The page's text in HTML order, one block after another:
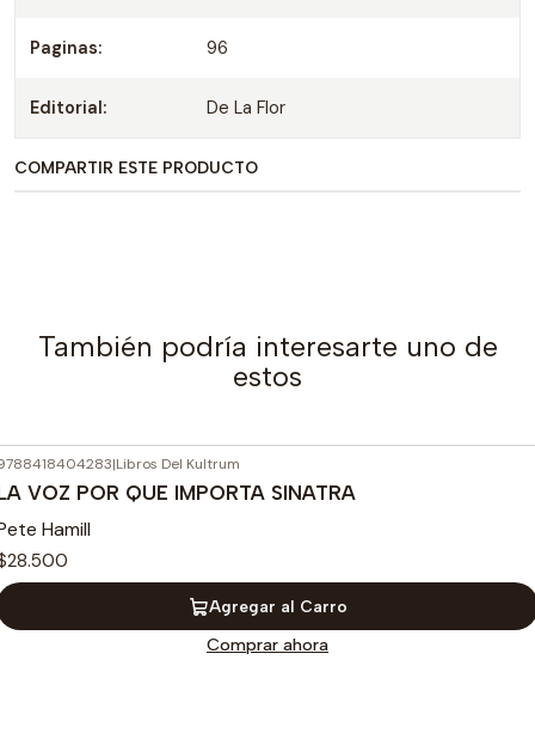
Paginas: 96
Editorial: De La Flor
COMPARTIR ESTE PRODUCTO
También podría interesarte uno de
estos
|Libros Del Kultrum
VOZ POR QUE IMPORTA SINATRA
Hamill
Agregar al Carro
Comprar ahora